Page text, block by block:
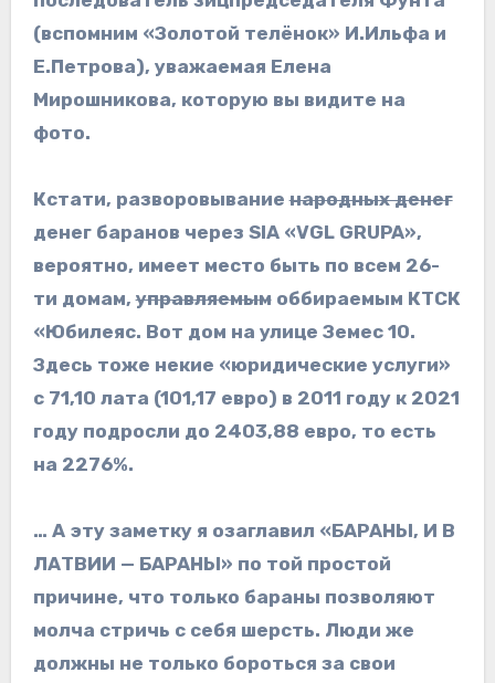
(вспомним «Золотой телёнок» И.Ильфа и
Е.Петрова), уважаемая Елена
Мирошникова, которую вы видите на
фото.
Кстати, разворовываниенародных денег
денег баранов через SIA «VGL GRUPA»,
вероятно, имеет место быть по всем 26-
ти домам,управляемымоббираемым КТСК
«Юбилеяс. Вот дом на улице Земес 10.
Здесь тоже некие «юридические услуги»
с 71,10 лата (101,17 евро) в 2011 году к 2021
году подросли до 2403,88 евро, то есть
на 2276%.
… А эту заметку я озаглавил «БАРАНЫ, И В
ЛАТВИИ — БАРАНЫ» по той простой
причине, что только бараны позволяют
молча стричь с себя шерсть. Люди же
должны не только бороться за свои